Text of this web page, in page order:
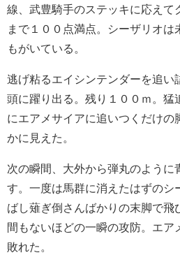
線、武豊騎手のステッキに応えて
まで１００点満点。シーザリオは
もがいている。
逃げ粘るエイシンテンダーを追い
頭に躍り出る。残り１００ｍ。猛
にエアメサイアに追いつくだけの
かに見えた。
次の瞬間、大外から弾丸のように
す。一度は馬群に消えたはずのシ
ばし薙ぎ倒さんばかりの末脚で飛
間もないほどの一瞬の攻防。エア
敗れた。